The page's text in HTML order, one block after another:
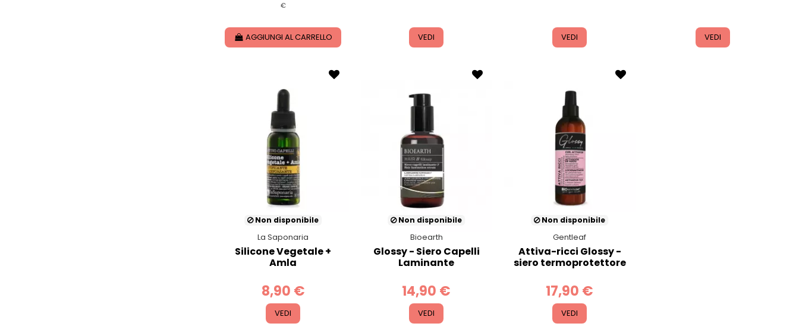
€
AGGIUNGI AL CARRELLO VEDI VEDI VEDI
Non disponibile
La Saponaria
Silicone Vegetale +
Amla
8,90 €
VEDI
Non disponibile
Bioearth
Glossy - Siero Capelli
Laminante
14,90 €
VEDI
Non disponibile
Gentleaf
Attiva-ricci Glossy -
siero termoprotettore
17,90 €
VEDI